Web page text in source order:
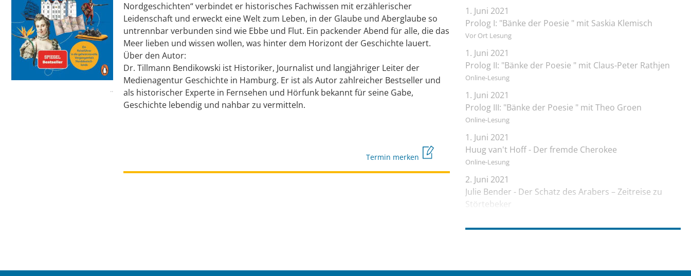
..
Nordgeschichten“ verbindet er historisches Fachwissen mit erzählerischer
Leidenschaft und erweckt eine Welt zum Leben, in der Glaube und Aberglaube so
untrennbar verbunden sind wie Ebbe und Flut. Ein packender Abend für alle, die das
Meer lieben und wissen wollen, was hinter dem Horizont der Geschichte lauert.
Über den Autor:
Dr. Tillmann Bendikowski ist Historiker, Journalist und langjähriger Leiter der
Medienagentur Geschichte in Hamburg. Er ist als Autor zahlreicher Bestseller und
als historischer Experte in Fernsehen und Hörfunk bekannt für seine Gabe,
Geschichte lebendig und nahbar zu vermitteln.
Termin merken
1. Juni 2021
Prolog I: "Bänke der Poesie " mit Saskia Klemisch
Vor Ort Lesung
1. Juni 2021
Prolog II: "Bänke der Poesie " mit Claus-Peter Rathjen
Online-Lesung
1. Juni 2021
Prolog III: "Bänke der Poesie " mit Theo Groen
Online-Lesung
1. Juni 2021
Huug van't Hoff - Der fremde Cherokee
Online-Lesung
2. Juni 2021
Julie Bender - Der Schatz des Arabers – Zeitreise zu
Störtebeker